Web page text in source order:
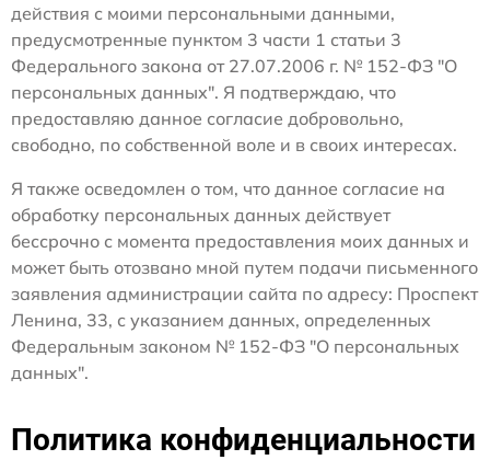
действия с моими персональными данными,
предусмотренные пунктом 3 части 1 статьи 3
Федерального закона от 27.07.2006 г. № 152-ФЗ "О
персональных данных". Я подтверждаю, что
предоставляю данное согласие добровольно,
свободно, по собственной воле и в своих интересах.
Я также осведомлен о том, что данное согласие на
обработку персональных данных действует
бессрочно с момента предоставления моих данных и
может быть отозвано мной путем подачи письменного
заявления администрации сайта по адресу: Проспект
Ленина, 33, с указанием данных, определенных
Федеральным законом № 152-ФЗ "О персональных
данных".
Политика конфиденциальности